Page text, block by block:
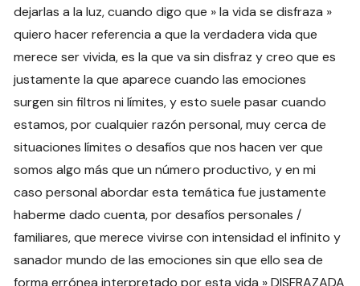
dejarlas a la luz, cuando digo que » la vida se disfraza »
quiero hacer referencia a que la verdadera vida que
merece ser vivida, es la que va sin disfraz y creo que es
justamente la que aparece cuando las emociones
surgen sin filtros ni límites, y esto suele pasar cuando
estamos, por cualquier razón personal, muy cerca de
situaciones límites o desafíos que nos hacen ver que
somos algo más que un número productivo, y en mi
caso personal abordar esta temática fue justamente
haberme dado cuenta, por desafíos personales /
familiares, que merece vivirse con intensidad el infinito y
sanador mundo de las emociones sin que ello sea de
forma errónea interpretado por esta vida » DISFRAZADA